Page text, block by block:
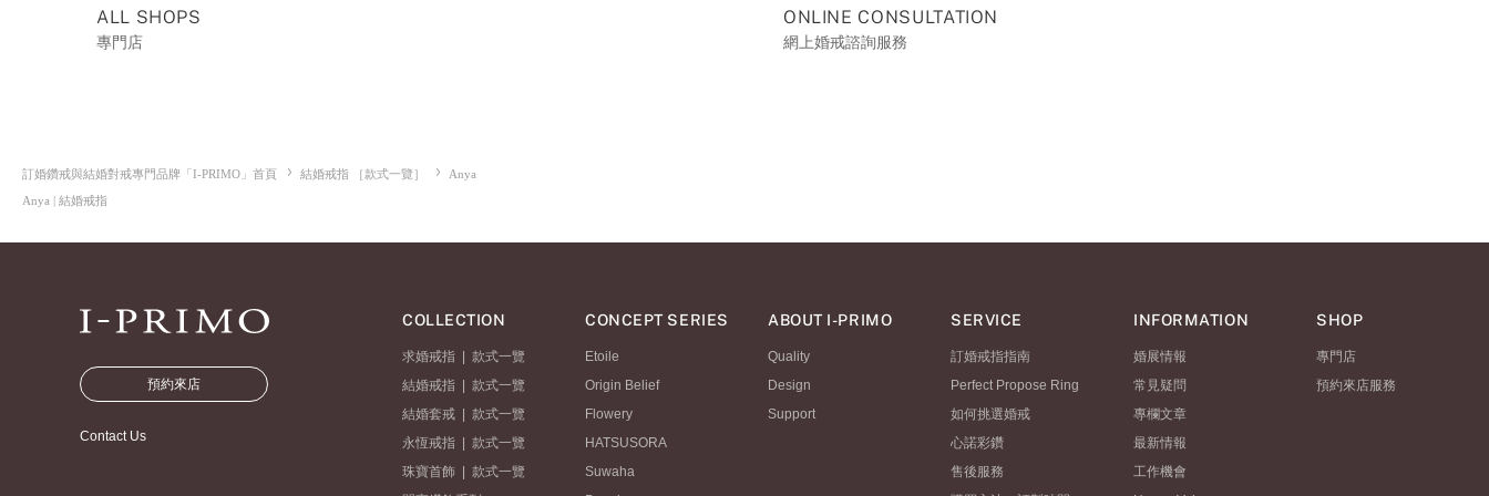
ALL SHOPS
專門店
ONLINE CONSULTATION
網上婚戒諮詢服務
訂婚鑽戒與結婚對戒專門品牌「I-PRIMO」首頁 結婚戒指 ［款式一覽］
Anya
Anya | 結婚戒指
預約來店
Contact Us
COLLECTION
求婚戒指 | 款式一覽
結婚戒指 | 款式一覽
結婚套戒 | 款式一覽
永恆戒指 | 款式一覽
珠寶首飾 | 款式一覽
CONCEPT SERIES
Etoile
Origin Belief
Flowery
HATSUSORA
Suwaha
ABOUT I-PRIMO
Quality
Design
Support
SERVICE
訂婚戒指指南
Perfect Propose Ring
如何挑選婚戒
心諾彩鑽
售後服務
INFORMATION
婚展情報
常見疑問
專欄文章
最新情報
工作機會
SHOP
專門店
預約來店服務